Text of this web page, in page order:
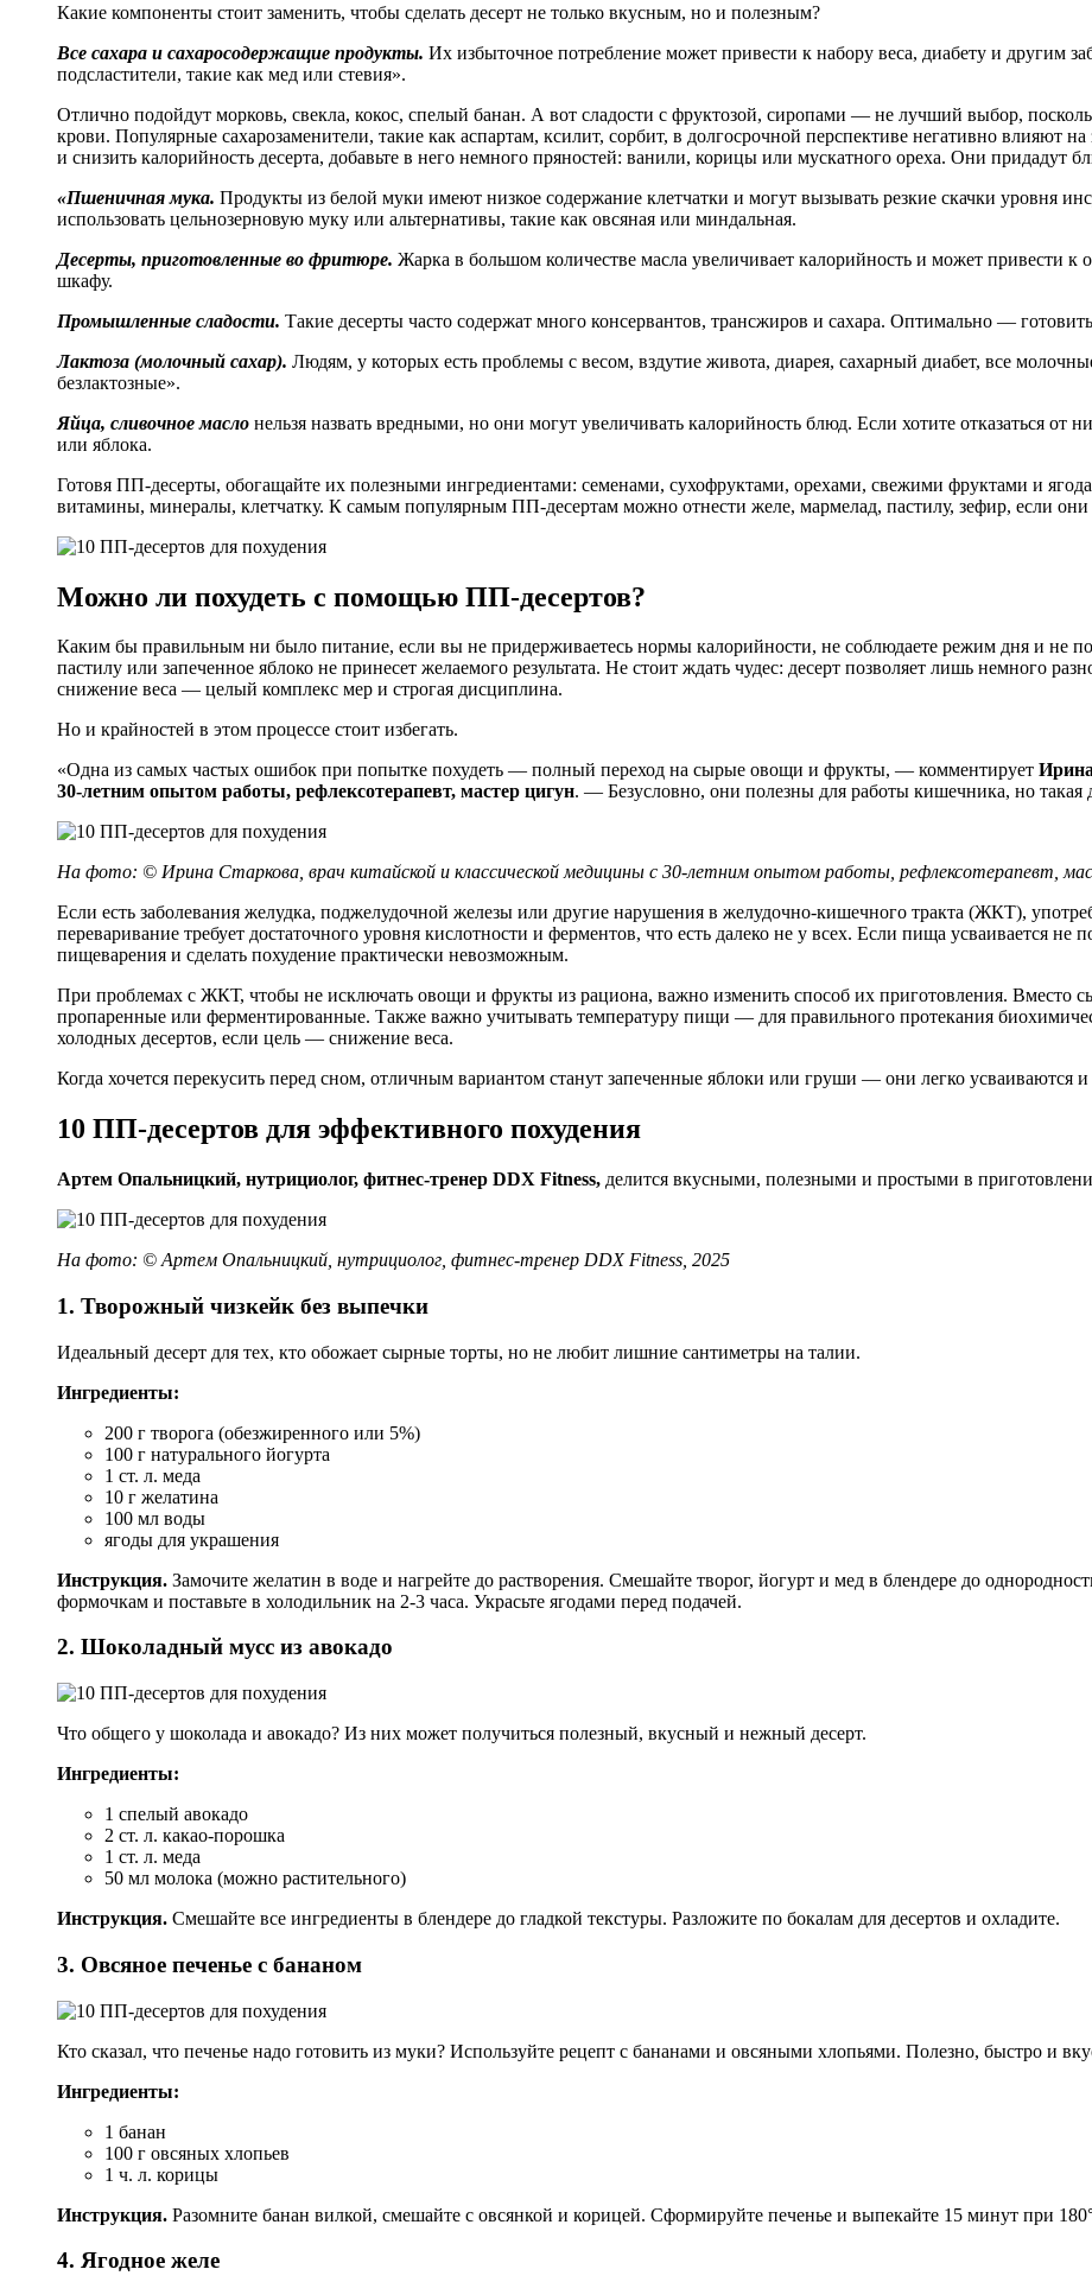
Какие компоненты стоит заменить, чтобы сделать десерт не только вкусным, но и полезным?
Все сахара и сахаросодержащие продукты. Их избыточное потребление может привести к набору веса, диабету и другим
подсластители, такие как мед или стевия».
Отлично подойдут морковь, свекла, кокос, спелый банан. А вот сладости с фруктозой, сиропами — не лучший выбор,
крови. Популярные сахарозаменители, такие как аспартам, ксилит, сорбит, в долгосрочной перспективе негативно влияют
и снизить калорийность десерта, добавьте в него немного пряностей: ванили, корицы или мускатного ореха. Они придадут
«Пшеничная мука. Продукты из белой муки имеют низкое содержание клетчатки и могут вызывать резкие скачки
использовать цельнозерновую муку или альтернативы, такие как овсяная или миндальная.
Десерты, приготовленные во фритюре. Жарка в большом количестве масла увеличивает калорийность и может привести
шкафу.
Промышленные сладости. Такие десерты часто содержат много консервантов, трансжиров и сахара. Оптимально —
Лактоза (молочный сахар). Людям, у которых есть проблемы с весом, вздутие живота, диарея, сахарный диабет, все
безлактозные».
Яйца, сливочное масло нельзя назвать вредными, но они могут увеличивать калорийность блюд. Если хотите отказаться от
или яблока.
Готовя ПП-десерты, обогащайте их полезными ингредиентами: семенами, сухофруктами, орехами, свежими фруктами и
витамины, минералы, клетчатку. К самым популярным ПП-десертам можно отнести желе, мармелад, пастилу, зефир, если
Можно ли похудеть с помощью ПП-десертов?
Каким бы правильным ни было питание, если вы не придерживаетесь нормы калорийности, не соблюдаете режим дня и не
пастилу или запеченное яблоко не принесет желаемого результата. Не стоит ждать чудес: десерт позволяет лишь немного
снижение веса — целый комплекс мер и строгая дисциплина.
Но и крайностей в этом процессе стоит избегать.
«Одна из самых частых ошибок при попытке похудеть — полный переход на сырые овощи и фрукты, — комментирует
30-летним опытом работы, рефлексотерапевт, мастер цигун. — Безусловно, они полезны для работы кишечника, но
На фото: © Ирина Старкова, врач китайской и классической медицины с 30-летним опытом работы, рефлексотерапевт,
Если есть заболевания желудка, поджелудочной железы или другие нарушения в желудочно-кишечного тракта (ЖКТ),
переваривание требует достаточного уровня кислотности и ферментов, что есть далеко не у всех. Если пища усваивается не
пищеварения и сделать похудение практически невозможным.
При проблемах с ЖКТ, чтобы не исключать овощи и фрукты из рациона, важно изменить способ их приготовления. Вместо
пропаренные или ферментированные. Также важно учитывать температуру пищи — для правильного протекания
холодных десертов, если цель — снижение веса.
Когда хочется перекусить перед сном, отличным вариантом станут запеченные яблоки или груши — они легко усваиваются
10 ПП-десертов для эффективного похудения
Артем Опальницкий, нутрициолог, фитнес-тренер DDX Fitness, делится вкусными, полезными и простыми в
На фото: © Артем Опальницкий, нутрициолог, фитнес-тренер DDX Fitness, 2025
1. Творожный чизкейк без выпечки
Идеальный десерт для тех, кто обожает сырные торты, но не любит лишние сантиметры на талии.
Ингредиенты:
200 г творога (обезжиренного или 5%)
100 г натурального йогурта
1 ст. л. меда
10 г желатина
100 мл воды
ягоды для украшения
Инструкция. Замочите желатин в воде и нагрейте до растворения. Смешайте творог, йогурт и мед в блендере до
формочкам и поставьте в холодильник на 2-3 часа. Украсьте ягодами перед подачей.
2. Шоколадный мусс из авокадо
Что общего у шоколада и авокадо? Из них может получиться полезный, вкусный и нежный десерт.
Ингредиенты:
1 спелый авокадо
2 ст. л. какао-порошка
1 ст. л. меда
50 мл молока (можно растительного)
Инструкция. Смешайте все ингредиенты в блендере до гладкой текстуры. Разложите по бокалам для десертов и охладите.
3. Овсяное печенье с бананом
Кто сказал, что печенье надо готовить из муки? Используйте рецепт с бананами и овсяными хлопьями. Полезно, быстро и
Ингредиенты:
1 банан
100 г овсяных хлопьев
1 ч. л. корицы
Инструкция. Разомните банан вилкой, смешайте с овсянкой и корицей. Сформируйте печенье и выпекайте 15 минут при
4. Ягодное желе